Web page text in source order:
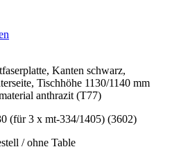
Kanten schwarz,
Tischhöhe 1130/1140 mm
anthrazit (T77)
(für 3 x mt-334/1405) (3602)
/ ohne Table